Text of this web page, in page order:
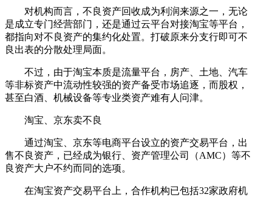
对机构而言，不良资产回收成为利润来源之一，无论
是成立专门经营部门，还是通过云平台对接淘宝等平台，
都指向对不良资产的集约化处置。打破原来分支行即可不
良出表的分散处理局面。
不过，由于淘宝本质是流量平台，房产、土地、汽车
等非标资产中流动性较强的资产备受市场追逐，而股权，
甚至白酒、机械设备等专业类资产难有人问津。
淘宝、京东卖不良
通过淘宝、京东等电商平台设立的资产交易平台，出
售不良资产，已经成为银行、资产管理公司（AMC）等不
良资产大户不约而同的选项。
在淘宝资产交易平台上，合作机构已包括32家政府机